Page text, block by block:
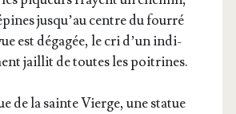
jus­qu’au centre du four­ré
est déga­gée, le cri d’un indi­
jaillit de toutes les poitrines.
de la sainte Vierge, une sta­tue